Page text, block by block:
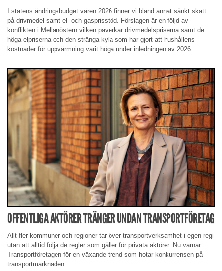
I statens ändringsbudget våren 2026 finner vi bland annat sänkt skatt
på drivmedel samt el- och gasprisstöd. Förslagen är en följd av
konflikten i Mellanöstern vilken påverkar drivmedelspriserna samt de
höga elpriserna och den stränga kyla som har gjort att hushållens
kostnader för uppvärmning varit höga under inledningen av 2026.
OFFENTLIGA AKTÖRER TRÄNGER UNDAN TRANSPORTFÖRETAG
Allt fler kommuner och regioner tar över transportverksamhet i egen regi
utan att alltid följa de regler som gäller för privata aktörer. Nu varnar
Transportföretagen för en växande trend som hotar konkurrensen på
transportmarknaden.